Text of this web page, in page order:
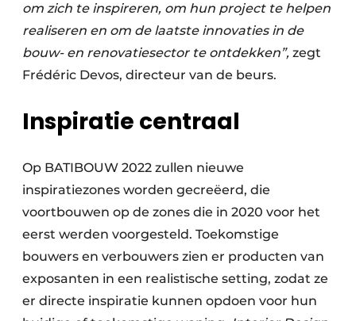
om zich te inspireren, om hun project te helpen
realiseren en om de laatste innovaties in de
bouw- en renovatiesector te ontdekken”, zegt
Frédéric Devos, directeur van de beurs.
Inspiratie centraal
Op BATIBOUW 2022 zullen nieuwe
inspiratiezones worden gecreëerd, die
voortbouwen op de zones die in 2020 voor het
eerst werden voorgesteld. Toekomstige
bouwers en verbouwers zien er producten van
exposanten in een realistische setting, zodat ze
er directe inspiratie kunnen opdoen voor hun